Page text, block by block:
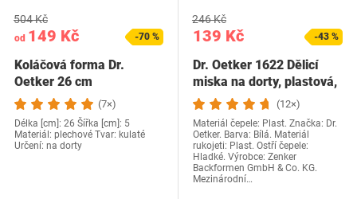
od 149 Kč
504 Kč
-70 %
Koláčová forma Dr.
Oetker 26 cm
(7×)
Délka [cm]: 26 Šířka [cm]: 5
Materiál: plechové Tvar: kulaté
Určení: na dorty
139 Kč
246 Kč
-43 %
Dr. Oetker 1622 Dělicí
miska na dorty, plastová,
bílá
(12×)
Materiál čepele: Plast. Značka: Dr.
Oetker. Barva: Bílá. Materiál
rukojeti: Plast. Ostří čepele:
Hladké. Výrobce: Zenker
Backformen GmbH & Co. KG.
Mezinárodní…